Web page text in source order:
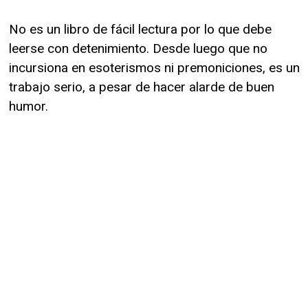
No es un libro de fácil lectura por lo que debe
leerse con detenimiento. Desde luego que no
incursiona en esoterismos ni premoniciones, es un
trabajo serio, a pesar de hacer alarde de buen
humor.